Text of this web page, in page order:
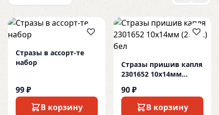
Стразы в ассорт-те
набор
99 ₽
В корзину
Стразы пришив капля
2301652 10х14мм
90 ₽
В корзину